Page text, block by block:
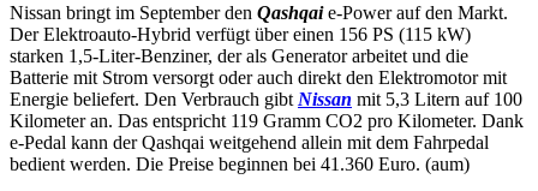
Nissan bringt im September den Qashqaie-Power auf den Markt.
Der Elektroauto-Hybrid verfügt über einen 156 PS (115 kW)
starken 1,5-Liter-Benziner, der als Generator arbeitet und die
Batterie mit Strom versorgt oder auch direkt den Elektromotor mit
Energie beliefert. Den Verbrauch gibt Nissan mit 5,3 Litern auf 100
Kilometer an. Das entspricht 119 Gramm CO2 pro Kilometer. Dank
e-Pedal kann der Qashqai weitgehend allein mit dem Fahrpedal
bedient werden. Die Preise beginnen bei 41.360 Euro. (aum)